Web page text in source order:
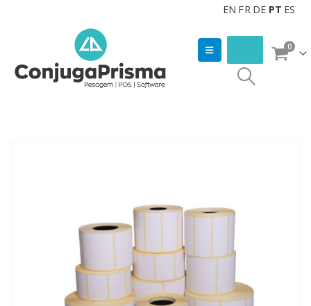
EN FR DE PT ES
0